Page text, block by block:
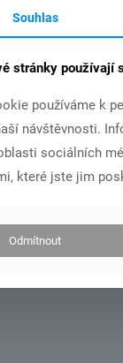
Číst více
Souhlas
stránky používají
používáme k
návštěvnosti.
sociálních
které jste jim
Odmítnout